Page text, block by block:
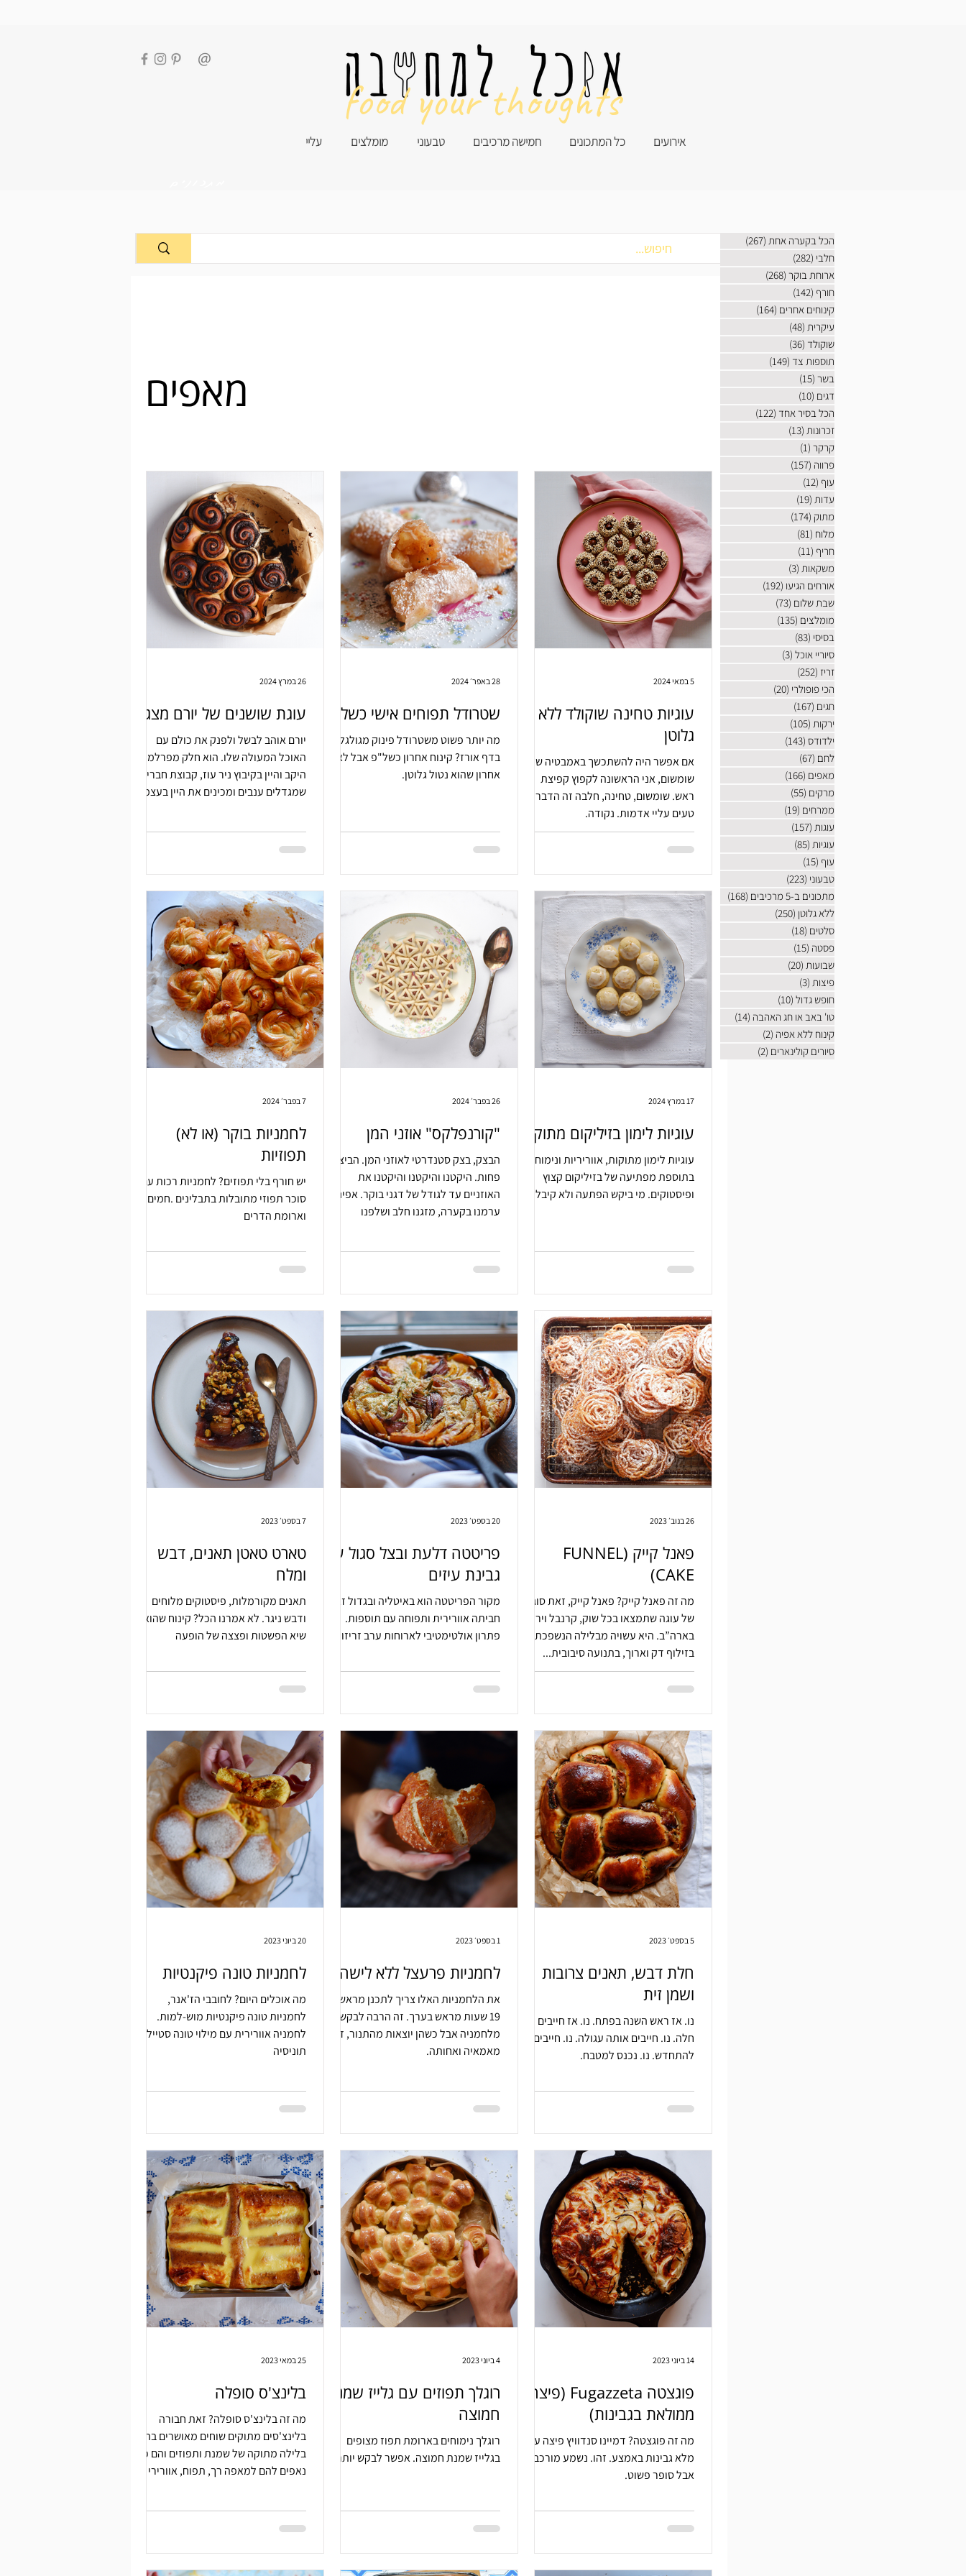
עליי מומלצים טבעוני חמישה מרכיבים כל המתכונים אירועים
food your thoughts
מאפים
עוגיות טחינה שוקולד ללא
גלוטן
אם אפשר היה להשתכשך באמבטיה של
שומשום, אני הראשונה לקפוץ קפיצת
ראש. שומשום, טחינה, חלבה זה הדבר הכי
טעים עליי אדמות. נקודה.
5 במאי 2024
שטרודל תפוחים אישי כשל"פ
מה יותר פשוט משטרודל פינוק מגולגל
בדף אורז? קינוח אחרון כשל"פ אבל לא
אחרון שהוא נטול גלוטן.
28 באפר׳ 2024
עוגת שושנים של יורם מצגר
יורם אוהב לבשל ולפנק את כולם עם
האוכל המעולה שלו. הוא חלק מפרלמנט
היקב והיין בקיבוץ ניר עוז, קבוצת חברים
שמגדלים ענבים ומכינים את היין בעצמם
26 במרץ 2024
עוגיות לימון בזיליקום מתוקות
עוגיות לימון מתוקות, אווריריות ונימוחות
בתוספת מפתיעה של בזיליקום קצוץ
ופיסטוקים. מי ביקש הפתעה ולא קיבל?
17 במרץ 2024
"קורנפלקס" אוזני המן
הבצק, בצק סטנדרטי לאוזני המן. הביצוע?
פחות. היקטנו והיקטנו והיקטנו את
האוזניים עד לגודל של דגני בוקר. אפינו.
ערמנו בקערה, מזגנו חלב ושלפנו
26 בפבר׳ 2024
לחמניות בוקר (או לא)
תפוזיות
יש חורף בלי תפוזים? לחמניות רכות עם
סוכר תפוזי מתובלות בתבלינים .חמים
וארומת הדרים
7 בפבר׳ 2024
פאנל קייק (FUNNEL
CAKE)
מה זה פאנל קייק? פאנל קייק, זאת סוג
של עוגה שתמצאו בכל שוק, קרנבל ויריד
בארה”ב. היא עשויה מבלילה הנשפכת
בזילוף דק וארוך, בתנועה סיבובית...
26 בנוב׳ 2023
פריטטה דלעת ובצל סגול עם
גבינת עיזים
מקור הפריטטה הוא באיטליה ובגדול זאת
חביתה אוורירית ותפוחה עם תוספות.
פתרון אולטימטיבי לארוחות ערב זריזות.
20 בספט׳ 2023
טארט טאטן תאנים, דבש
ומלח
תאנים מקורמלות, פיסטוקים מלוחים
ודבש ניגר. לא אמרנו הכל? קינוח שהוא
שיא הפשטות ופצצה של הופעה
7 בספט׳ 2023
חלת דבש, תאנים צרובות
ושמן זית
נו. אז ראש השנה בפתח. נו. אז חייבים
חלה. נו. חייבים אותה עגולה. נו. חייבים
להתחדש. נו. נכנס למטבח.
5 בספט׳ 2023
לחמניות פרעצל ללא לישה
את הלחמניות האלו צריך לתכנן מראש.
19 שעות מראש בערך. זה הרבה לבקש
מלחמניה אבל כשהן יוצאות מהתנור, זה
מאמאיה ואחותה.
1 בספט׳ 2023
לחמניות טונה פיקנטיות
מה אוכלים היום? לחובבי הז'אנר,
לחמניות טונה פיקנטיות מוש-למות.
לחמניה אוורירית עם מילוי טונה סטייל
תוניסיה
20 ביוני 2023
פוגצטה Fugazzeta (פיצה
ממולאת בגבינות)
מה זה פוגצטה? דמיינו סנדוויץ פיצה עם
מלא גבינות באמצע. זהו. נשמע מורכב
אבל סופר פשוט.
14 ביוני 2023
רוגלך תפוזים עם גלייז שמנת
חמוצה
רוגלך נימוחים בארומת תפוז מצופים
בגלייז שמנת חמוצה. אפשר לבקש יותר?
4 ביוני 2023
בלינצ'ס סופלה
מה זה בלינצ'ס סופלה? זאת חבורה
בלינצ'סים מתוקים שוחים מאושרים בתוך
בלילה מתוקה של שמנת ותפוזים והם ככה
נאפים להם למאפה רך, תפוח, אוורירי וטע
25 במאי 2023
הכל בקערה אחת (267)
חלבי (282)
ארוחת בוקר (268)
חורף (142)
קינוחים אחרים (164)
עיקרית (48)
שוקולד (36)
תוספות צד (149)
בשר (15)
דגים (10)
הכל בסיר אחד (122)
זכרונות (13)
קרקר (1)
פרווה (157)
עוף (12)
עדות (19)
מתוק (174)
מלוח (81)
חריף (11)
משקאות (3)
אורחים הגיעו (192)
שבת שלום (73)
מומלצים (135)
בסיסי (83)
סיוריי אוכל (3)
זריז (252)
הכי פופולרי (20)
חגים (167)
ירקות (105)
ילדודס (143)
לחם (67)
מאפים (166)
מרקים (55)
ממרחים (19)
עוגות (157)
עוגיות (85)
עוף (15)
טבעוני (223)
מתכונים ב-5 מרכיבים
(168)
ללא גלוטן (250)
סלטים (18)
פסטה (15)
שבועות (20)
פיצות (3)
חופש גדול (10)
טו' באב או חג האהבה (14)
קינוח ללא אפיה (2)
סיורים קולינארים (2)